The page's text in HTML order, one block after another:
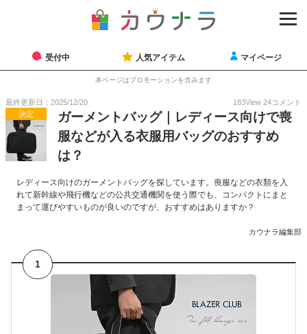
受付中 人気アイテム マイページ
本ページはプロモーションを含みます
最終更新日：2025/12/20 183View 24コメント
決定
ガーメントバッグ｜レディース向けで喪
服などが入る衣服用バッグのおすすめ
は？
レディース向けのガーメントバッグを探しています。喪服などの衣類を入
れて新幹線や飛行機などの公共交通機関を使う際でも、コンパクトにまと
まって運びやすいものが良いのですが、おすすめはありますか？
カウナラ編集部
1